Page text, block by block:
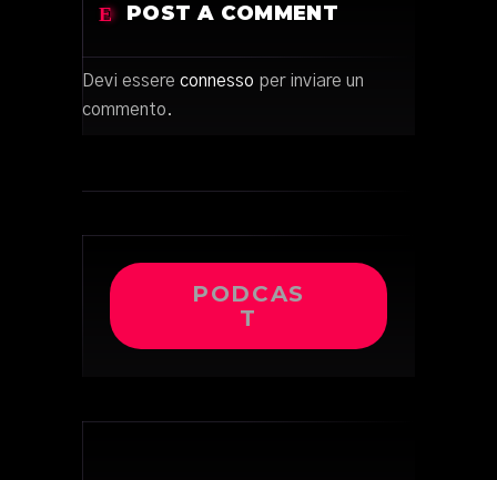
POST A COMMENT
Devi essere connesso per inviare un
commento.
PODCAS
T